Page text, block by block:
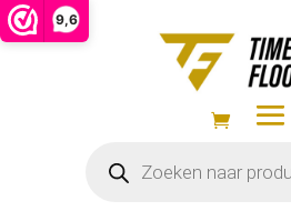
9,6
zoeken